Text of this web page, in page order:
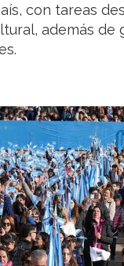
con tareas
además de